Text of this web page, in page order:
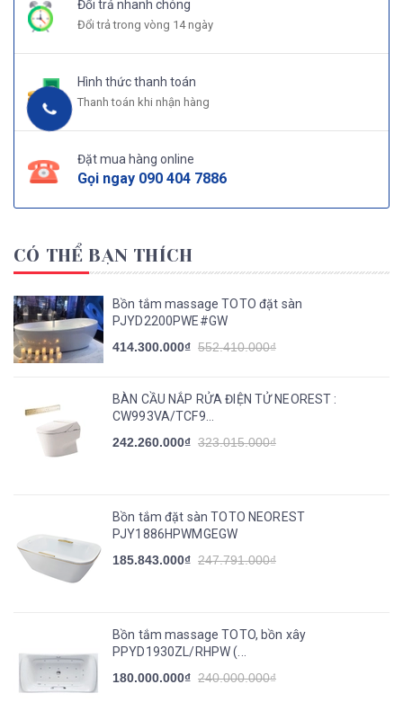
Đổi trả nhanh chóng
Đổi trả trong vòng 14 ngày
Hình thức thanh toán
Thanh toán khi nhận hàng
Đặt mua hàng online
Gọi ngay 090 404 7886
CÓ THỂ BẠN THÍCH
Bồn tắm massage TOTO đặt sàn
PJYD2200PWE#GW
414.300.000₫ 552.410.000₫
BÀN CẦU NẮP RỬA ĐIỆN TỬ NEOREST :
CW993VA/TCF9...
242.260.000₫ 323.015.000₫
Bồn tắm đặt sàn TOTO NEOREST
PJY1886HPWMGEGW
185.843.000₫ 247.791.000₫
Bồn tắm massage TOTO, bồn xây
PPYD1930ZL/RHPW (...
180.000.000₫ 240.000.000₫